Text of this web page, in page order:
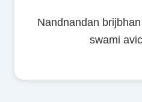
Nandnandan
swami